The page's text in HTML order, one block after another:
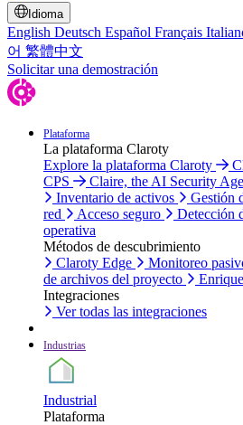
Idioma
English Deutsch Español Français
어 繁體中文
Solicitar una demostración
Plataforma
La plataforma Claroty
Explore la plataforma Claroty
CPS
Claire, the AI Security
Inventario de activos
Gestión
red
Acceso seguro Detección
operativa
Métodos de descubrimiento
Claroty Edge
Monitoreo
de archivos del proyecto
Integraciones
Ver todas las integraciones
Industrias
Industrial
Plataforma